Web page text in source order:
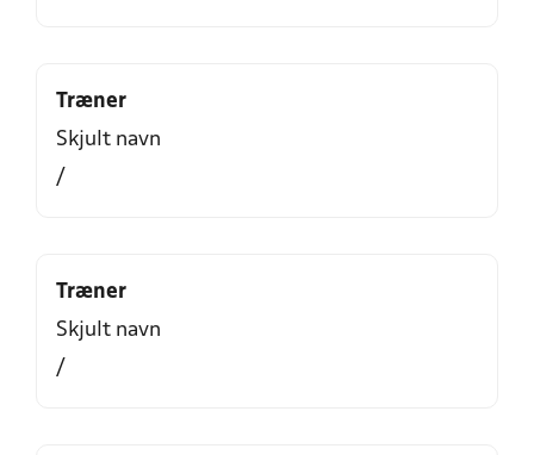
Træner
Skjult navn
/
Træner
Skjult navn
/